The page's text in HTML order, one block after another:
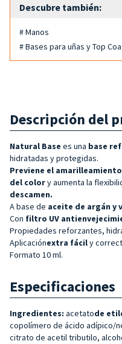
Descubre también:
# Manos
# Bases para uñas y Top
Descripción del
Natural Base es una base
hidratadas y protegidas.
Previene el amarilleamiento
del colory aumenta la
descamen.
A base de aceite de argán y
Con filtro UV
Propiedades reforzantes,
Aplicaciónextra fácily
Formato 10 ml.
Especificaciones
Ingredientes: acetatode
copolímero de ácido adípico/
citrato de acetil tributilo,